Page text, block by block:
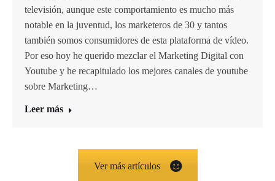
televisión, aunque este comportamiento es mucho más
notable en la juventud, los marketeros de 30 y tantos
también somos consumidores de esta plataforma de vídeo.
Por eso hoy he querido mezclar el Marketing Digital con
Youtube y he recapitulado los mejores canales de youtube
sobre Marketing…
Leer más
Ver más artículos